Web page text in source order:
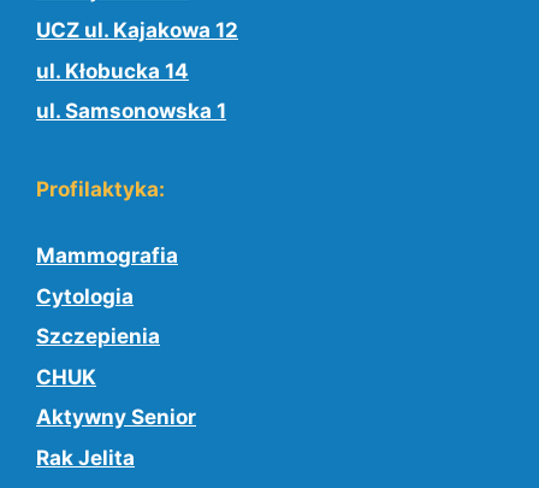
UCZ ul. Kajakowa 12
ul. Kłobucka 14
ul. Samsonowska 1
Profilaktyka:
Mammografia
Cytologia
Szczepienia
CHUK
Aktywny Senior
Rak Jelita